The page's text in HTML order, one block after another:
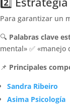
Para garantizar un
🔍 Palabras clave
mental» ✅ «manejo
📌 Principales
Sandra Ribeiro
Asima Psicología